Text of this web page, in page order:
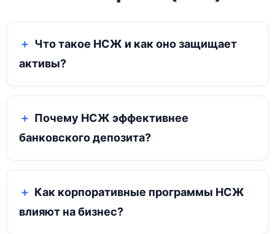
Что такое НСЖ и как оно защищает
активы?
Почему НСЖ эффективнее
банковского депозита?
Как корпоративные программы НСЖ
влияют на бизнес?